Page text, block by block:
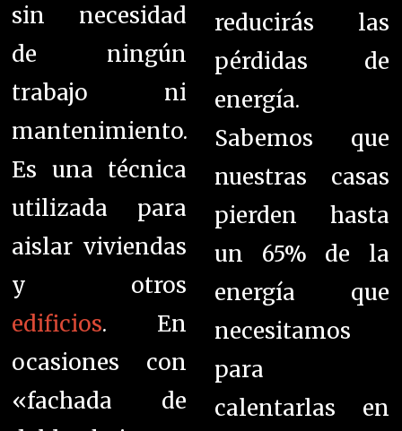
sin necesidad
de ningún
trabajo ni
mantenimiento.
Es una técnica
utilizada para
aislar viviendas
y otros
edificios. En
ocasiones con
«fachada de
reducirás las
pérdidas de
energía.
Sabemos que
nuestras casas
pierden hasta
un 65% de la
energía que
necesitamos
para
calentarlas en